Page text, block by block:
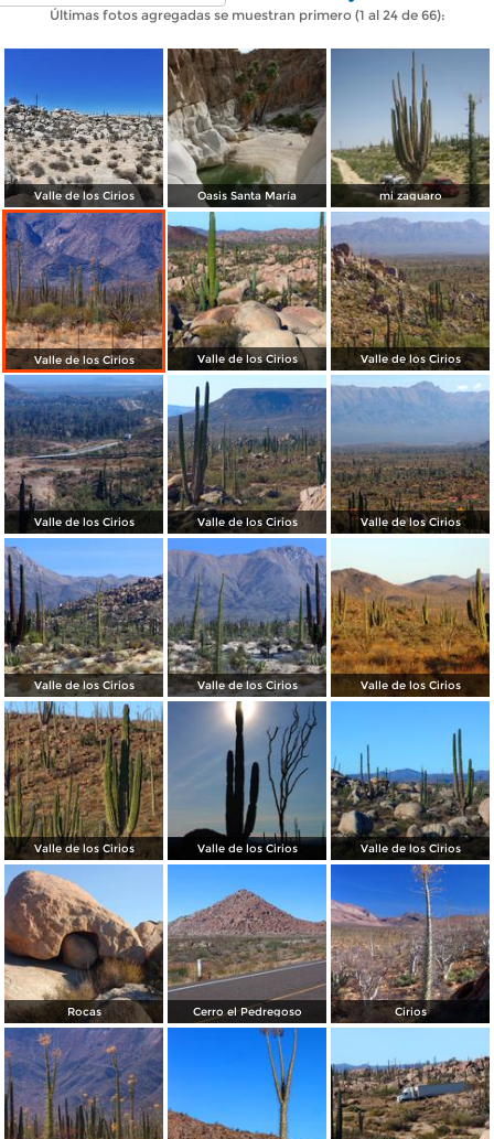
Últimas fotos agregadas se muestran primero (1 al 24 de 66):
Valle de los Cirios Oasis Santa María mi zaguaro
Valle de los Cirios Valle de los Cirios Valle de los Cirios
Valle de los Cirios Valle de los Cirios Valle de los Cirios
Valle de los Cirios Valle de los Cirios Valle de los Cirios
Valle de los Cirios Valle de los Cirios Valle de los Cirios
Rocas Cerro el Pedregoso Cirios